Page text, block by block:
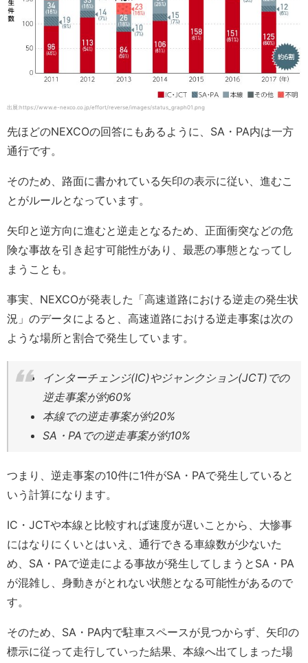
出展:https://www.e-nexco.co.jp/effort/reverse/images/status_graph01.png
先ほどのNEXCOの回答にもあるように、SA・PA内は一方
通行です。
そのため、路面に書かれている矢印の表示に従い、進むこ
とがルールとなっています。
矢印と逆方向に進むと逆走となるため、正面衝突などの危
険な事故を引き起す可能性があり、最悪の事態となってし
まうことも。
事実、NEXCOが発表した「高速道路における逆走の発生状
況」のデータによると、高速道路における逆走事案は次の
ような場所と割合で発生しています。
インターチェンジ(IC)やジャンクション(JCT)での
逆走事案が約60%
本線での逆走事案が約20%
SA・PAでの逆走事案が約10%
つまり、逆走事案の10件に1件がSA・PAで発生していると
いう計算になります。
IC・JCTや本線と比較すれば速度が遅いことから、大惨事
にはなりにくいとはいえ、通行できる車線数が少ないた
め、SA・PAで逆走による事故が発生してしまうとSA・PA
が混雑し、身動きがとれない状態となる可能性があるので
す。
そのため、SA・PA内で駐車スペースが見つからず、矢印の
標示に従って走行していった結果、本線へ出てしまった場